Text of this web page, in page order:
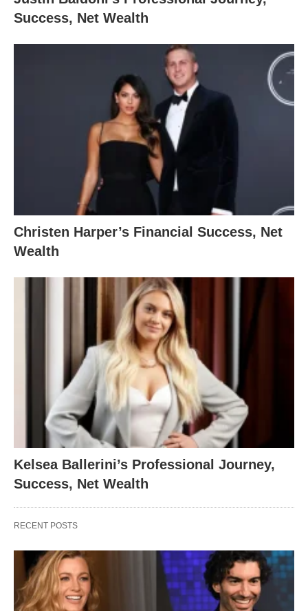
Success, Net Wealth
Christen Harper’s Financial Success, Net
Wealth
Kelsea Ballerini’s Professional Journey,
Success, Net Wealth
RECENT POSTS